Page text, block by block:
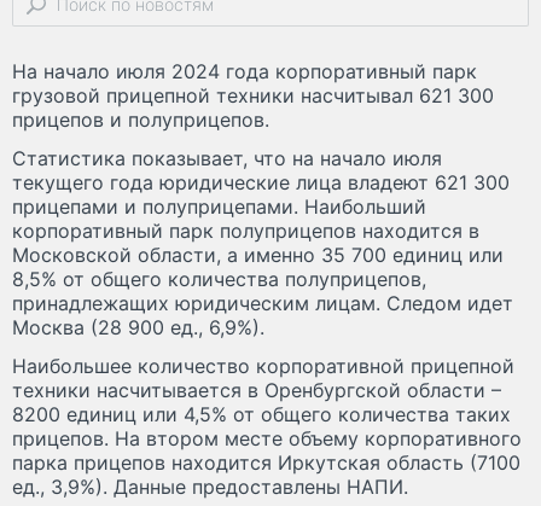
На начало июля 2024 года корпоративный парк
грузовой прицепной техники насчитывал 621 300
прицепов и полуприцепов.
Статистика показывает, что на начало июля
текущего года юридические лица владеют 621 300
прицепами и полуприцепами. Наибольший
корпоративный парк полуприцепов находится в
Московской области, а именно 35 700 единиц или
8,5% от общего количества полуприцепов,
принадлежащих юридическим лицам. Следом идет
Москва (28 900 ед., 6,9%).
Наибольшее количество корпоративной прицепной
техники насчитывается в Оренбургской области –
8200 единиц или 4,5% от общего количества таких
прицепов. На втором месте объему корпоративного
парка прицепов находится Иркутская область (7100
ед., 3,9%). Данные предоставлены НАПИ.